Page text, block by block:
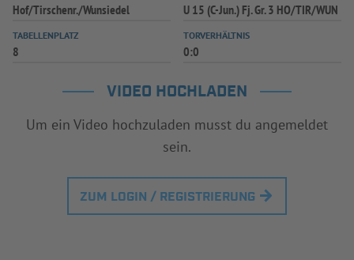
Hof/Tirschenr./Wunsiedel U 15 (C-Jun.) Fj. Gr. 3 HO/TIR/WUN
TABELLENPLATZ
8
TORVERHÄLTNIS
0:0
VIDEO HOCHLADEN
Um ein Video hochzuladen musst du angemeldet
sein.
ZUM LOGIN / REGISTRIERUNG